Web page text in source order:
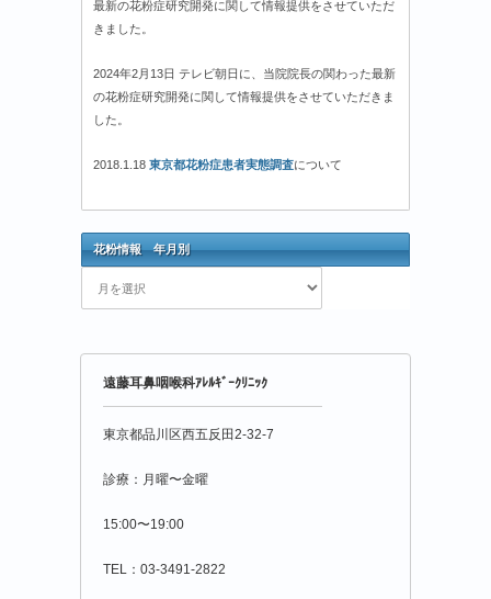
最新の花粉症研究開発に関して情報提供をさせていただ
きました。
2024年2月13日 テレビ朝日に、当院院長の関わった最新
の花粉症研究開発に関して情報提供をさせていただきま
した。
2018.1.18 東京都花粉症患者実態調査について
花粉情報 年月別
花
粉
遠藤耳鼻咽喉科ｱﾚﾙｷﾞｰｸﾘﾆｯｸ
東京都品川区西五反田2-32-7
診療：月曜〜金曜
15:00〜19:00
TEL：03-3491-2822